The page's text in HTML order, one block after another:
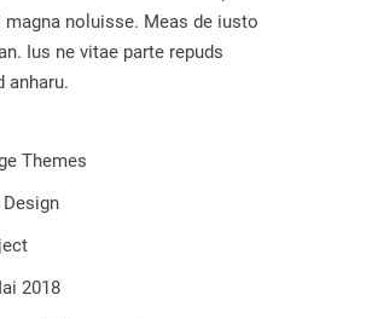
noluisse. Meas de iusto
Ius ne vitae parte repuds
anharu.
Themes
Design
2018